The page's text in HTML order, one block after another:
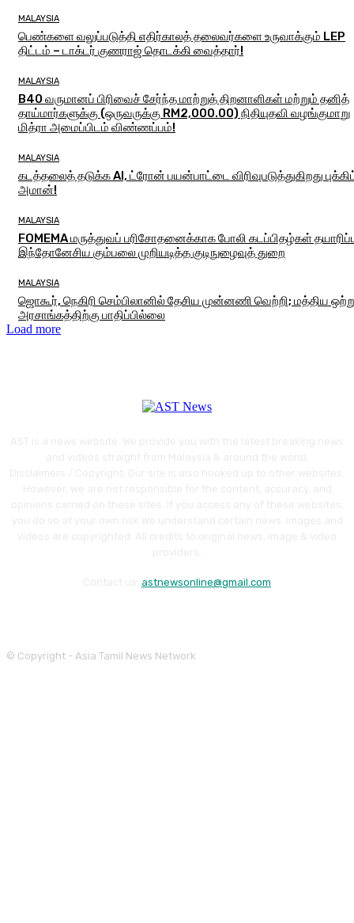
MALAYSIA
பெண்களை வலுப்படுத்தி எதிர்காலத் தலைவர்களை உருவாக்கும் LEP
திட்டம் – டாக்டர் குணராஜ் தொடக்கி வைத்தார்!
MALAYSIA
B40 வருமானப் பிரிவைச் சேர்ந்த மாற்றுத் திறனாளிகள் மற்றும் தனித்
தாய்மார்களுக்கு (ஒருவருக்கு RM2,000.00) நிதியுதவி வழங்குமாறு
மித்ரா அமைப்பிடம் விண்ணப்பம்!
MALAYSIA
கடத்தலைத் தடுக்க AI, ட்ரோன் பயன்பாட்டை விரிவுபடுத்துகிறது
அமான்!
MALAYSIA
FOMEMA மருத்துவப் பரிசோதனைக்காக போலி கடப்பிதழ்கள்
இந்தோனேசிய கும்பலை முறியடித்த குடிநுழைவுத் துறை
MALAYSIA
ஜொகூர், நெகிரி செம்பிலானில் தேசிய முன்னணி வெற்றி; மத்திய
அரசாங்கத்திற்கு பாதிப்பில்லை
Load more
astnewsonline@gmail.com
© Copyright - Asia Tamil News Network